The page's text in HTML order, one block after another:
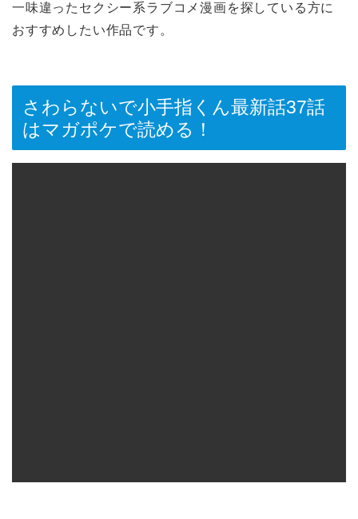
一味違ったセクシー系ラブコメ漫画を探している方に
おすすめしたい作品です。
さわらないで小手指くん最新話37話
はマガポケで読める！